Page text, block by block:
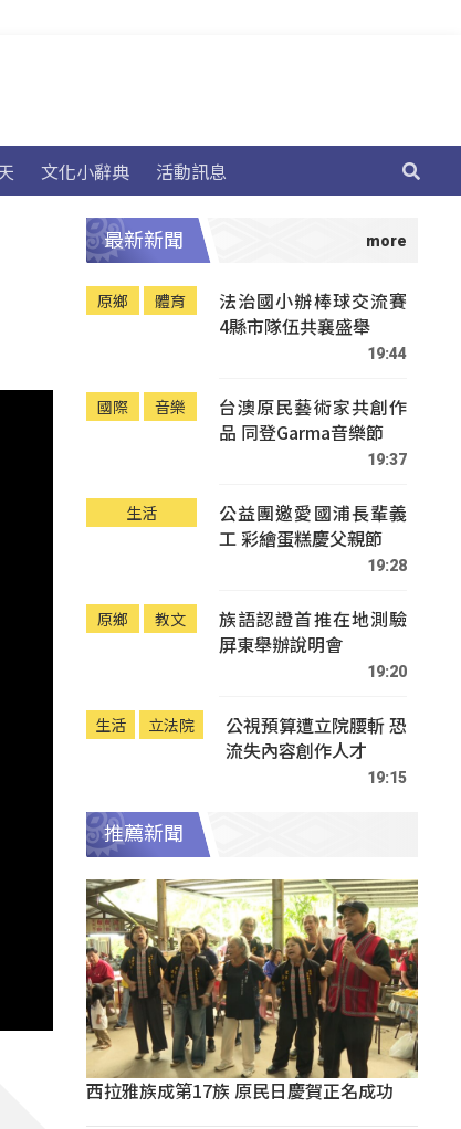
文化小辭典 活動訊息
最新新聞
原鄉 體育
法治國小辦棒球交流賽
4縣市隊伍共襄盛舉
19:44
國際 音樂
台澳原民藝術家共創作
品 同登Garma音樂節
19:37
生活
公益團邀愛國浦長輩義
工 彩繪蛋糕慶父親節
19:28
原鄉 教文
族語認證首推在地測驗
屏東舉辦說明會
19:20
生活 立法院
公視預算遭立院腰斬 恐
流失內容創作人才
19:15
推薦新聞
西拉雅族成第17族 原民日慶賀正名成功